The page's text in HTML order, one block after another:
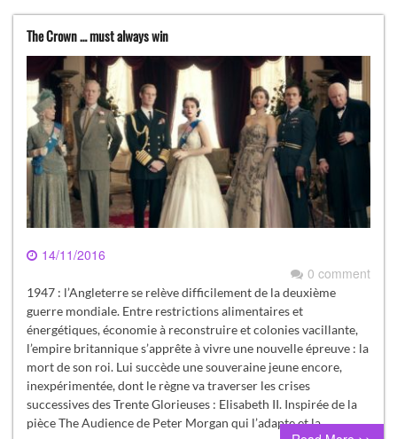
The Crown … must always win
14/11/2016
0 comment
1947 : l’Angleterre se relève difficilement de la deuxième
guerre mondiale. Entre restrictions alimentaires et
énergétiques, économie à reconstruire et colonies vacillante,
l’empire britannique s’apprête à vivre une nouvelle épreuve : la
mort de son roi. Lui succède une souveraine jeune encore,
inexpérimentée, dont le règne va traverser les crises
successives des Trente Glorieuses : Elisabeth II. Inspirée de la
pièce The Audience de Peter Morgan qui l’adapte et la…